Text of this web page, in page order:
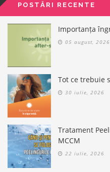
POSTĂRI RECENTE
Importanța
05 august, 2026
Tot ce trebuie
30 iulie, 2026
Tratament
MCCM
22 iulie, 2026